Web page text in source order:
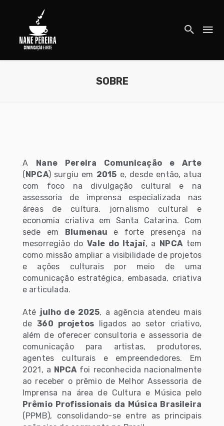
SOBRE
A Nane Pereira Comunicação e Arte
(NPCA) surgiu em 2015 e, desde então, atua
com foco na divulgação cultural e na
assessoria de imprensa especializada nas
áreas de cultura, jornalismo cultural e
economia criativa em Santa Catarina. Com
sede em Blumenau e forte presença na
mesorregião doVale do Itajaí, a NPCAtem
como missão ampliar a visibilidade de projetos
e ações culturais por meio de uma
comunicação estratégica, embasada, criativa
e articulada.
Até julho de 2025, a agência atendeu mais
de360 projetosligados ao setor criativo,
além de oferecer consultoria e assessoria de
comunicação para artistas, produtores,
agentes culturais e empreendedores. Em
2021, a NPCAfoi reconhecida nacionalmente
ao receber o prêmio de Melhor Assessoria de
Imprensa na área de Cultura e Música pelo
Prêmio Profissionais da Música Brasileira
(PPMB), consolidando-se entre as principais